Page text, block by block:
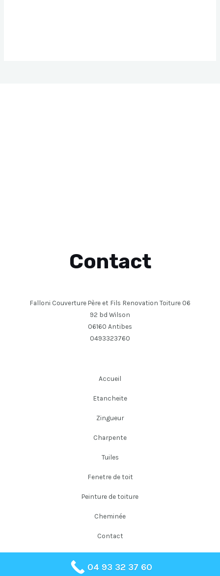
Contact
Falloni Couverture Père et Fils Renovation Toiture 06
92 bd Wilson
06160 Antibes
0493323760
Accueil
Etancheite
Zingueur
Charpente
Tuiles
Fenetre de toit
Peinture de toiture
Cheminée
Contact
Copyright © 2026 Falloni Couverture Père et Fils
04 93 32 37 60